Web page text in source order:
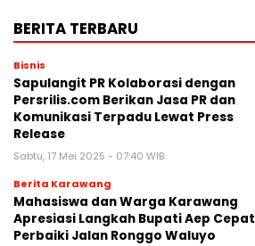
BERITA TERBARU
Bisnis
Sapulangit PR Kolaborasi dengan
Persrilis.com Berikan Jasa PR dan
Komunikasi Terpadu Lewat Press
Release
Sabtu, 17 Mei 2025 - 07:40 WIB
Berita Karawang
Mahasiswa dan Warga Karawang
Apresiasi Langkah Bupati Aep Cepat
Perbaiki Jalan Ronggo Waluyo